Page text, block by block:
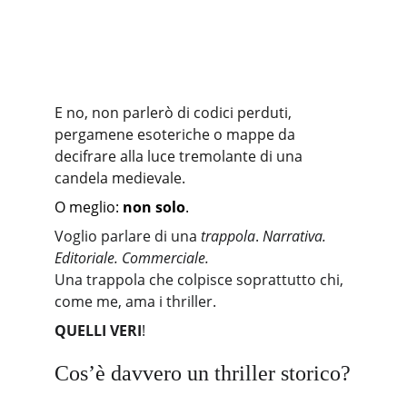
E no, non parlerò di codici perduti,
pergamene esoteriche o mappe da
decifrare alla luce tremolante di una
candela medievale.
O meglio: non solo.
Voglio parlare di una trappola. Narrativa.
Editoriale. Commerciale.
Una trappola che colpisce soprattutto chi,
come me, ama i thriller.
QUELLI VERI!
Cos’è davvero un thriller storico?